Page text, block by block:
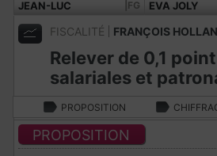
JEAN-LUC
MÉLENCHON
|FG EVA JOLY
FISCALITÉ FRANÇOIS
Relever de 0,1
salariales et
PROPOSITION
PROPOSITION